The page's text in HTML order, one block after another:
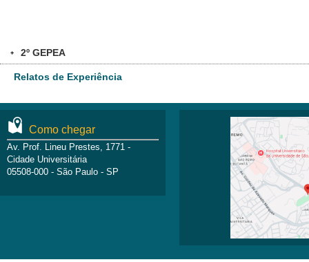
+ 2º GEPEA
Relatos de Experiência
Como chegar
Av. Prof. Lineu Prestes, 1771 -
Cidade Universitária
05508-000 - São Paulo - SP